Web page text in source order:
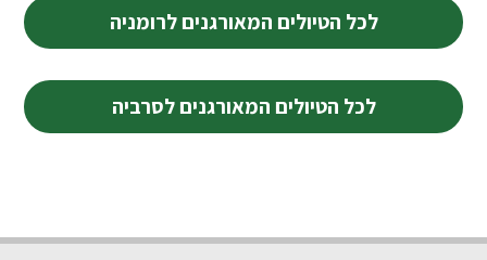
לכל הטיולים המאורגנים לרומניה
לכל הטיולים המאורגנים לסרביה